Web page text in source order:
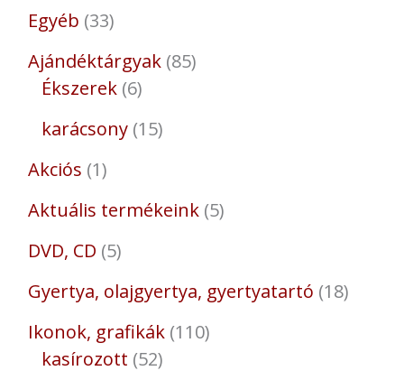
Egyéb 33
Ajándéktárgyak 85
Ékszerek 6
karácsony 15
Akciós 1
Aktuális termékeink 5
DVD, CD 5
Gyertya, olajgyertya, gyertyatartó 18
Ikonok, grafikák 110
kasírozott 52